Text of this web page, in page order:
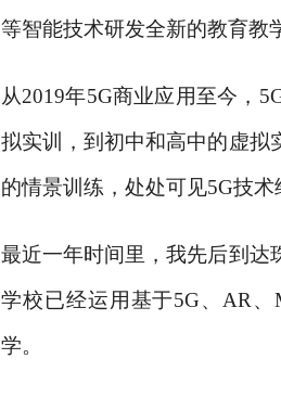
等智能技术研发全新的教育教
从2019年5G商业应用至今，
拟实训，到初中和高中的虚拟
的情景训练，处处可见5G技术
最近一年时间里，我先后到达
学校已经运用基于5G、AR
学。